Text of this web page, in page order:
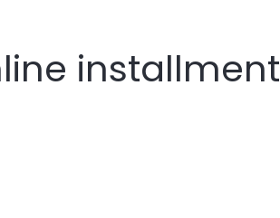
installment